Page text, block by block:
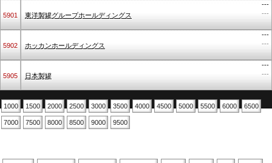
5901 東洋製罐グループホールディングス
---
---
5902 ホッカンホールディングス
---
---
5905 日本製罐
---
---
1000 1500 2000 2500 3000 3500 4000 4500 5000 5500 6000 6500
7000 7500 8000 8500 9000 9500